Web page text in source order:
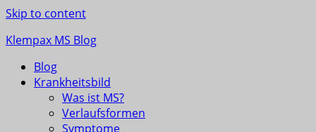
Skip to content
Klempax MS Blog
Infos, Fragen, Antworten für und von MSlern
Blog
Krankheitsbild
Was ist MS?
Verlaufsformen
Symptome